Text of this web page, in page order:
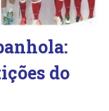
do